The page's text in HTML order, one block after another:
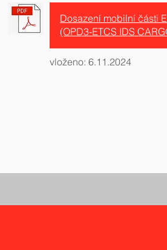
Dosazení mobilní části
(OPD3-ETCS IDS
vloženo: 6.11.2024